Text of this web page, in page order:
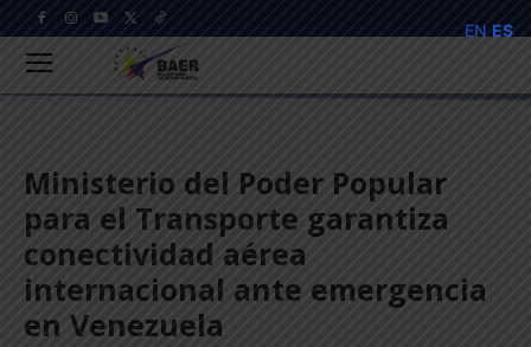
Ministerio del Poder Popular
para el Transporte garantiza
conectividad aérea
internacional ante emergencia
en Venezuela
EN ES